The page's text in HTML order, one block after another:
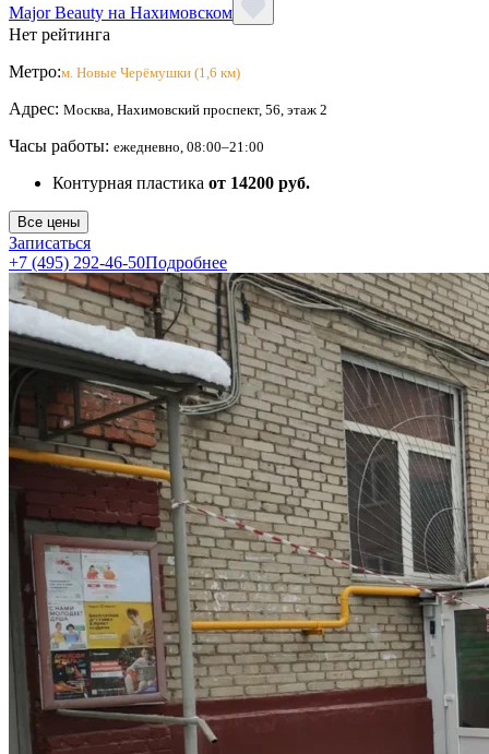
Major Beauty на Нахимовском
Нет рейтинга
Метро:м. Новые Черёмушки (1,6 км)
Адрес: Москва, Нахимовский проспект, 56, этаж 2
Часы работы: ежедневно, 08:00–21:00
Контурная пластика от 14200 руб.
Все цены
Записаться
+7 (495) 292-46-50Подробнее